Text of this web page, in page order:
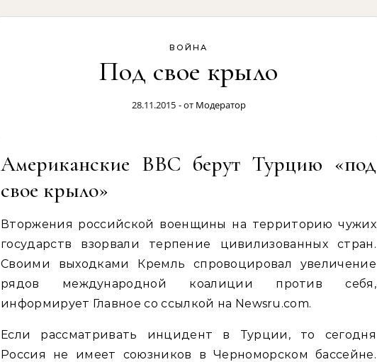
ВОЙНА
Под свое крыло
28.11.2015 - от Модератор
Американские ВВС берут Турцию «под
свое крыло»
Вторжения российской военщины на территорию чужих
государств взорвали терпение цивилизованных стран.
Своими выходками Кремль спровоцировал увеличение
рядов международной коалиции против себя,
информирует Главное со ссылкой на Newsru.com.
Если рассматривать инцидент в Турции, то сегодня
Россия не имеет союзников в Черноморском бассейне.